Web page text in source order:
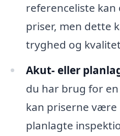
referenceliste
priser, men dette
tryghed og
Akut- eller
du har brug for
kan priserne være
planlagte